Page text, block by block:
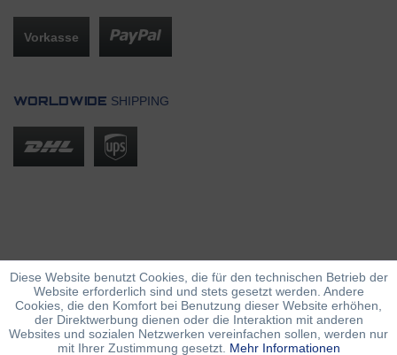
Vorkasse
WORLDWIDE SHIPPING
Diese Website benutzt Cookies, die für den technischen Betrieb der
Website erforderlich sind und stets gesetzt werden. Andere
Cookies, die den Komfort bei Benutzung dieser Website erhöhen,
der Direktwerbung dienen oder die Interaktion mit anderen
Websites und sozialen Netzwerken vereinfachen sollen, werden nur
mit Ihrer Zustimmung gesetzt. Mehr Informationen